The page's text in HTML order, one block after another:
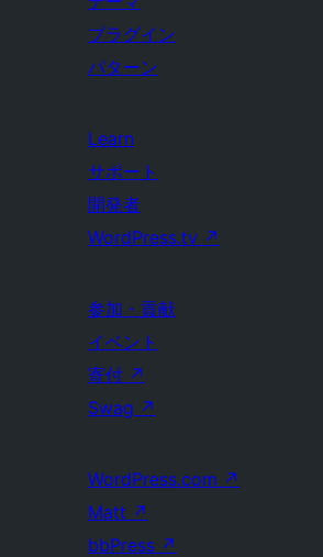
プラグイン
パターン
Learn
サポート
開発者
WordPress.tv ↗
参加・貢献
イベント
寄付 ↗
Swag ↗
WordPress.com ↗
Matt ↗
bbPress ↗